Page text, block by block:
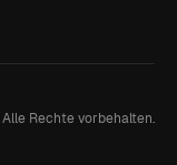
Alle Rechte vorbehalten.